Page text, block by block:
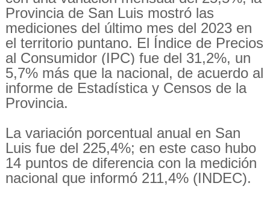
Provincia de San Luis mostró las
mediciones del último mes del 2023 en
el territorio puntano. El Índice de Precios
al Consumidor (IPC) fue del 31,2%, un
5,7% más que la nacional, de acuerdo al
informe de Estadística y Censos de la
Provincia.
La variación porcentual anual en San
Luis fue del 225,4%; en este caso hubo
14 puntos de diferencia con la medición
nacional que informó 211,4% (INDEC).